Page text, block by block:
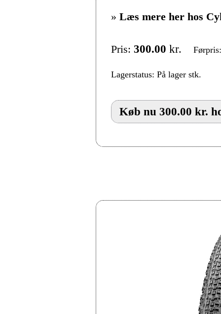
» Læs mere her hos
Pris: 300.00 kr.
Lagerstatus: På lager stk.
Køb nu 300.00 kr.